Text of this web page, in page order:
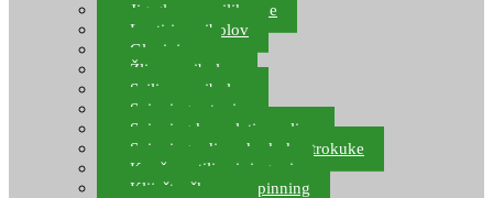
Jig glave za silikonce
Leptiri za ribolov
Glavinjare
Žlice za ribolov
Sajlice za ribolov
Spinning setovi
Spinning kompleti varalica
Spinning udice, dvokuke, trokuke
Kopče, vrtilice i ringovi
Kliješta, škare za spinning